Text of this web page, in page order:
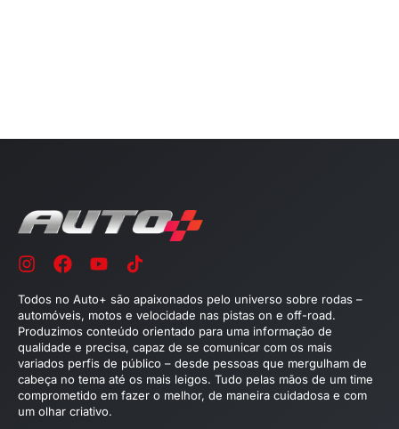
Todos no Auto+ são apaixonados pelo universo sobre rodas –
automóveis, motos e velocidade nas pistas on e off-road.
Produzimos conteúdo orientado para uma informação de
qualidade e precisa, capaz de se comunicar com os mais
variados perfis de público – desde pessoas que mergulham de
cabeça no tema até os mais leigos. Tudo pelas mãos de um time
comprometido em fazer o melhor, de maneira cuidadosa e com
um olhar criativo.